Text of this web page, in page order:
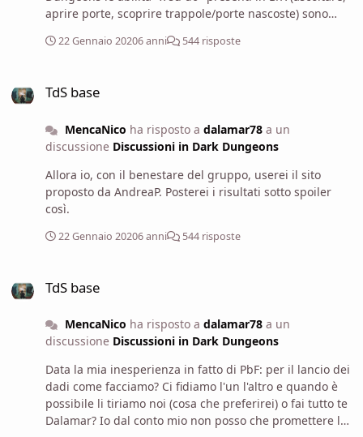
aprire porte, scoprire trappole/porte nascoste) sono
22 Gennaio 20206 anni 544 risposte
TdS base
MencaNico ha risposto a dalamar78a un
discussione Discussioni in Dark Dungeons
Allora io, con il benestare del gruppo, userei il sito
proposto da AndreaP. Posterei i risultati sotto spoiler
così.
22 Gennaio 20206 anni 544 risposte
TdS base
MencaNico ha risposto a dalamar78a un
discussione Discussioni in Dark Dungeons
Data la mia inesperienza in fatto di PbF: per il lancio dei
dadi come facciamo? Ci fidiamo l'un l'altro e quando è
possibile li tiriamo noi (cosa che preferirei) o fai tutto te
Dalamar? Io dal conto mio non posso che promettere la